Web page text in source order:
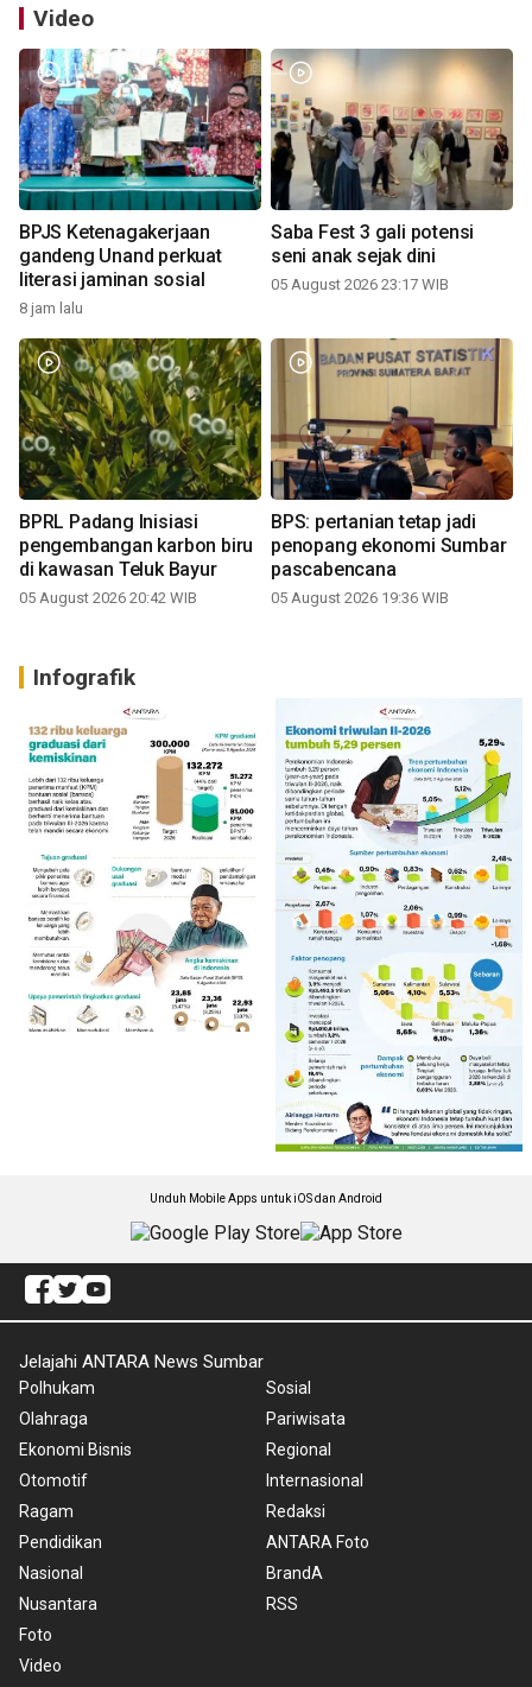
Video
BPJS Ketenagakerjaan
gandeng Unand perkuat
literasi jaminan sosial
8 jam lalu
Saba Fest 3 gali potensi
seni anak sejak dini
05 August 2026 23:17 WIB
BPRL Padang Inisiasi
pengembangan karbon biru
di kawasan Teluk Bayur
05 August 2026 20:42 WIB
BPS: pertanian tetap jadi
penopang ekonomi Sumbar
pascabencana
05 August 2026 19:36 WIB
Infografik
Unduh Mobile Apps untuk iOS dan Android
Jelajahi ANTARA News Sumbar
Polhukam
Olahraga
Ekonomi Bisnis
Otomotif
Ragam
Pendidikan
Nasional
Nusantara
Foto
Video
Sosial
Pariwisata
Regional
Internasional
Redaksi
ANTARA Foto
BrandA
RSS